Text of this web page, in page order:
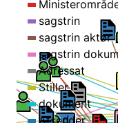
ffs
ås
d
sagstrin
sagstrin aktør
sagstrin
Adressat
Stiller
dokument
Afsender